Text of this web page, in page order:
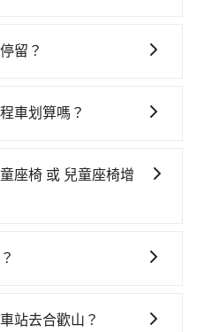
留？
的需求安排路線。
車划算嗎？
Yoxi等，如果在路邊攔不
車站附近的計程車隊，
。但如果要考慮到回程，
司機不按錶計費，約有
座椅 或 兒童座椅增
。您可以在預定服務時
提籠或提袋內的中小型
站去合歡山？